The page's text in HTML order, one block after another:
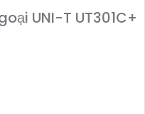
UNI-T UT301C+